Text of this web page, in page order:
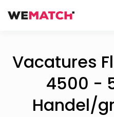
Vacatures
4500 -
Handel/